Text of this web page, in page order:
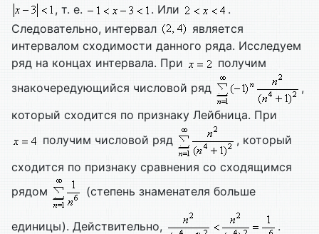
, т. е.
. Или
.
Следовательно, интервал
является
интервалом сходимости данного ряда. Исследуем
ряд на концах интервала. При
получим
знакочередующийся числовой ряд
,
который сходится по признаку Лейбница. При
получим числовой ряд
, который
сходится по признаку сравнения со сходящимся
рядом
(степень знаменателя больше
единицы). Действительно,
.